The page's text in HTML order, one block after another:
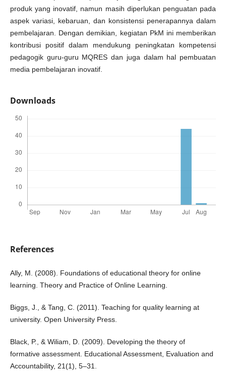
produk yang inovatif, namun masih diperlukan penguatan pada
aspek variasi, kebaruan, dan konsistensi penerapannya dalam
pembelajaran. Dengan demikian, kegiatan PkM ini memberikan
kontribusi positif dalam mendukung peningkatan kompetensi
pedagogik guru-guru MQRES dan juga dalam hal pembuatan
media pembelajaran inovatif.
Downloads
References
Ally, M. (2008). Foundations of educational theory for online
learning. Theory and Practice of Online Learning.
Biggs, J., & Tang, C. (2011). Teaching for quality learning at
university. Open University Press.
Black, P., & Wiliam, D. (2009). Developing the theory of
formative assessment. Educational Assessment, Evaluation and
Accountability, 21(1), 5–31.